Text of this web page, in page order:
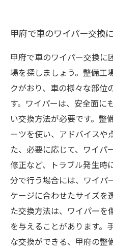
甲府で車のワイパー交換
甲府で車のワイパー交換に
場を探しましょう。整備工
クがおり、車の様々な部位
す。ワイパーは、安全面に
い交換方法が必要です。整
ーツを使い、アドバイスや
た、必要に応じて、ワイパ
修正など、トラブル発生時
分で行う場合には、ワイパ
ケージに合わせたサイズを
た交換方法は、ワイパーを
を与えることがあります。
な交換ができる、甲府の整